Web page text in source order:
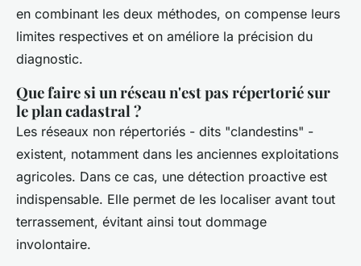
en combinant les deux méthodes, on compense leurs
limites respectives et on améliore la précision du
diagnostic.
Que faire si un réseau n'est pas répertorié sur
le plan cadastral ?
Les réseaux non répertoriés - dits "clandestins" -
existent, notamment dans les anciennes exploitations
agricoles. Dans ce cas, une détection proactive est
indispensable. Elle permet de les localiser avant tout
terrassement, évitant ainsi tout dommage
involontaire.